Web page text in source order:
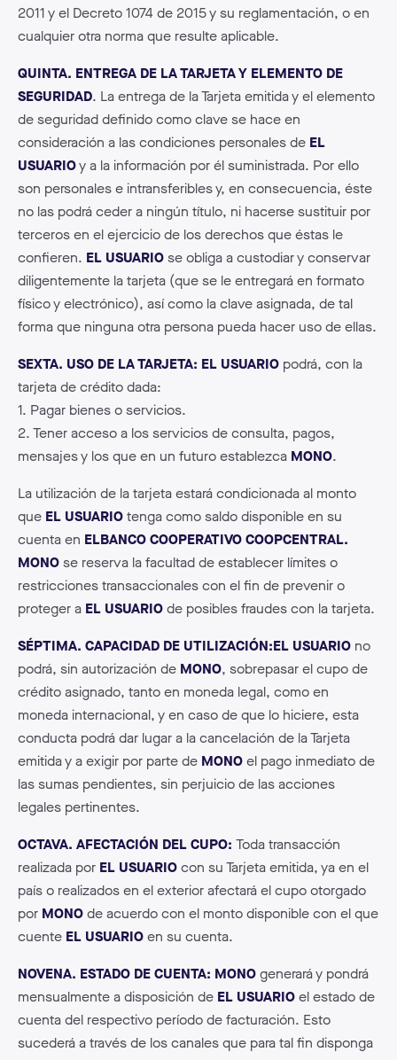
2011 y el Decreto 1074 de 2015 y su reglamentación, o en
cualquier otra norma que resulte aplicable.
QUINTA. ENTREGA DE LA TARJETA Y ELEMENTO DE
SEGURIDAD. La entrega de la Tarjeta emitida y el elemento
de seguridad definido como clave se hace en
consideración a las condiciones personales de EL
USUARIOy a la información por él suministrada. Por ello
son personales e intransferibles y, en consecuencia, éste
no las podrá ceder a ningún título, ni hacerse sustituir por
terceros en el ejercicio de los derechos que éstas le
confieren. EL USUARIOse obliga a custodiar y conservar
diligentemente la tarjeta (que se le entregará en formato
físico y electrónico), así como la clave asignada, de tal
forma que ninguna otra persona pueda hacer uso de ellas.
SEXTA. USO DE LA TARJETA: EL USUARIO podrá, con la
tarjeta de crédito dada:
1. Pagar bienes o servicios.
2. Tener acceso a los servicios de consulta, pagos,
mensajes y los que en un futuro establezca MONO.
La utilización de la tarjeta estará condicionada al monto
que EL USUARIOtenga como saldo disponible en su
cuenta en ELBANCO COOPERATIVO COOPCENTRAL.
MONOse reserva la facultad de establecer límites o
restricciones transaccionales con el fin de prevenir o
proteger a EL USUARIOde posibles fraudes con la tarjeta.
SÉPTIMA. CAPACIDAD DE UTILIZACIÓN:EL USUARIO no
podrá, sin autorización de MONO, sobrepasar el cupo de
crédito asignado, tanto en moneda legal, como en
moneda internacional, y en caso de que lo hiciere, esta
conducta podrá dar lugar a la cancelación de la Tarjeta
emitida y a exigir por parte de MONOel pago inmediato de
las sumas pendientes, sin perjuicio de las acciones
legales pertinentes.
OCTAVA. AFECTACIÓN DEL CUPO: Toda transacción
realizada por EL USUARIOcon su Tarjeta emitida, ya en el
país o realizados en el exterior afectará el cupo otorgado
por MONOde acuerdo con el monto disponible con el que
cuente EL USUARIOen su cuenta.
NOVENA. ESTADO DE CUENTA: MONOgenerará y pondrá
mensualmente a disposición de EL USUARIOel estado de
cuenta del respectivo período de facturación. Esto
sucederá a través de los canales que para tal fin disponga